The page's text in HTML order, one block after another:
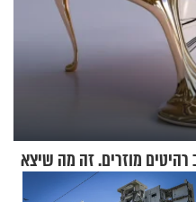
מוזרים. זה מה שיצא